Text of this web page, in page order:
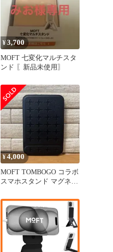
¥3,700
MOFT 七変化マルチスタ
ンド 〖新品未使用〗
¥4,000
MOFT TOMBOGO コラボ
スマホスタンド マグネッ